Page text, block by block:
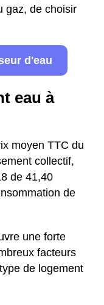
gaz, de choisir
d'eau
eau à
moyen TTC du
collectif,
de 41,40
de
une forte
facteurs
de logement